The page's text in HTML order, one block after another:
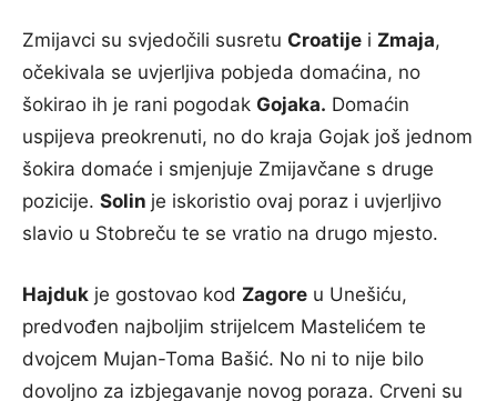
Zmijavci su svjedočili susretu Croatije i Zmaja,
očekivala se uvjerljiva pobjeda domaćina, no
šokirao ih je rani pogodak Gojaka. Domaćin
uspijeva preokrenuti, no do kraja Gojak još jednom
šokira domaće i smjenjuje Zmijavčane s druge
pozicije. Solin je iskoristio ovaj poraz i uvjerljivo
slavio u Stobreču te se vratio na drugo mjesto.
Hajduk je gostovao kod Zagore u Unešiću,
predvođen najboljim strijelcem Mastelićem te
dvojcem Mujan-Toma Bašić. No ni to nije bilo
dovoljno za izbjegavanje novog poraza. Crveni su